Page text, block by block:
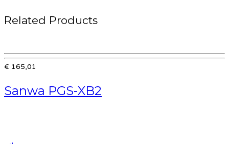
Related Products
€ 165,01
Sanwa PGS-XB2